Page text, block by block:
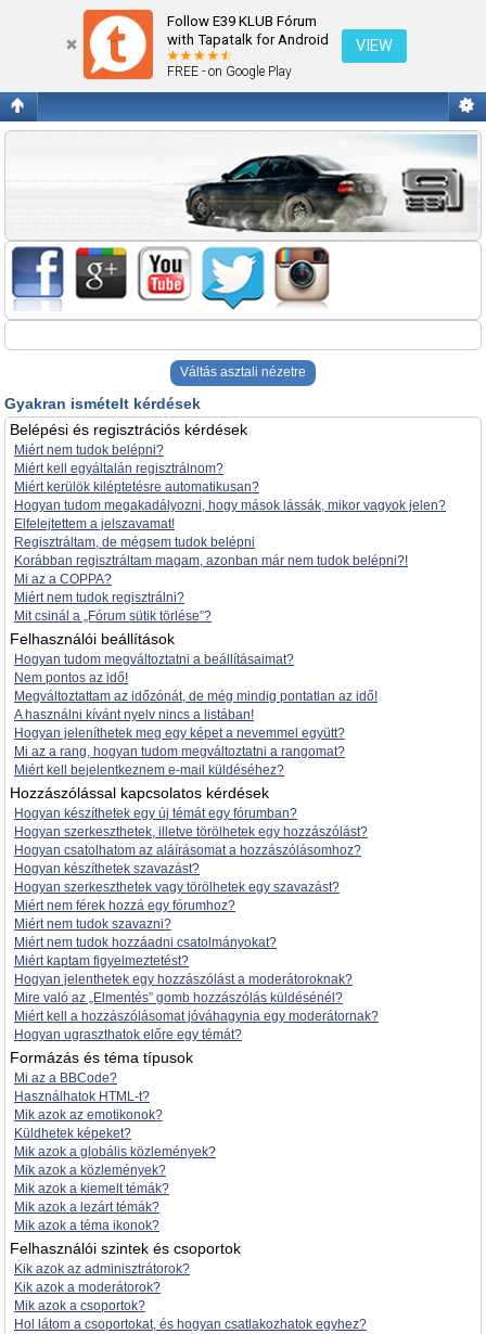
Follow E39 KLUB Fórum
with Tapatalk for Android
FREE - on Google Play
VIEW
Gyakran ismételt kérdések
Váltás asztali nézetre
Gyakran ismételt kérdések
Belépési és regisztrációs kérdések
Miért nem tudok belépni?
Miért kell egyáltalán regisztrálnom?
Miért kerülök kiléptetésre automatikusan?
Hogyan tudom megakadályozni, hogy mások lássák, mikor vagyok jelen?
Elfelejtettem a jelszavamat!
Regisztráltam, de mégsem tudok belépni
Korábban regisztráltam magam, azonban már nem tudok belépni?!
Mi az a COPPA?
Miért nem tudok regisztrálni?
Mit csinál a „Fórum sütik törlése”?
Felhasználói beállítások
Hogyan tudom megváltoztatni a beállításaimat?
Nem pontos az idő!
Megváltoztattam az időzónát, de még mindig pontatlan az idő!
A használni kívánt nyelv nincs a listában!
Hogyan jeleníthetek meg egy képet a nevemmel együtt?
Mi az a rang, hogyan tudom megváltoztatni a rangomat?
Miért kell bejelentkeznem e-mail küldéséhez?
Hozzászólással kapcsolatos kérdések
Hogyan készíthetek egy új témát egy fórumban?
Hogyan szerkeszthetek, illetve törölhetek egy hozzászólást?
Hogyan csatolhatom az aláírásomat a hozzászólásomhoz?
Hogyan készíthetek szavazást?
Hogyan szerkeszthetek vagy törölhetek egy szavazást?
Miért nem férek hozzá egy fórumhoz?
Miért nem tudok szavazni?
Miért nem tudok hozzáadni csatolmányokat?
Miért kaptam figyelmeztetést?
Hogyan jelenthetek egy hozzászólást a moderátoroknak?
Mire való az „Elmentés” gomb hozzászólás küldésénél?
Miért kell a hozzászólásomat jóváhagynia egy moderátornak?
Hogyan ugraszthatok előre egy témát?
Formázás és téma típusok
Mi az a BBCode?
Használhatok HTML-t?
Mik azok az emotikonok?
Küldhetek képeket?
Mik azok a globális közlemények?
Mik azok a közlemények?
Mik azok a kiemelt témák?
Mik azok a lezárt témák?
Mik azok a téma ikonok?
Felhasználói szintek és csoportok
Kik azok az adminisztrátorok?
Kik azok a moderátorok?
Mik azok a csoportok?
Hol látom a csoportokat, és hogyan csatlakozhatok egyhez?